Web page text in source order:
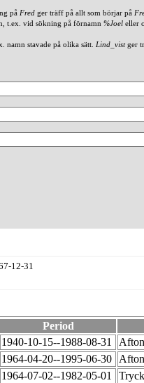
på Fred ger träff på allt som börjar på
t.ex. vid sökning på förnamn %Joel eller
namn stavade på olika sätt. Lind_vistger
12-31
Period
1940-10-15--1988-08-31
1964-04-20--1995-06-30
1964-07-02--1982-05-01